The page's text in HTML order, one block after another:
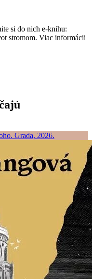
si do nich e-knihu:
stromom. Viac informácii